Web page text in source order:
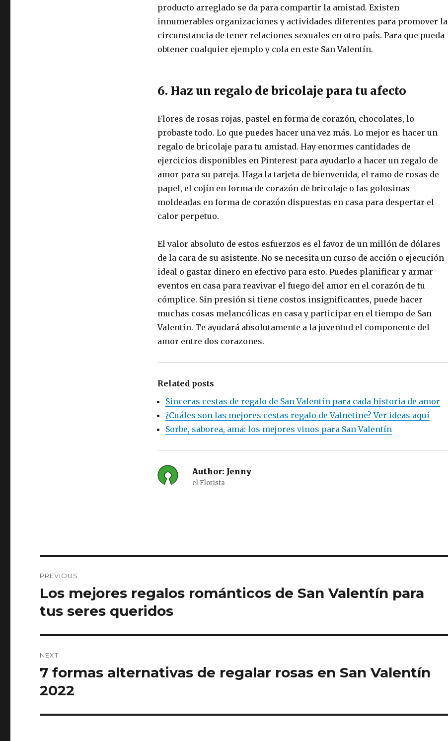
producto arreglado se da para compartir la amistad. Existen
innumerables organizaciones y actividades diferentes para promover la
circunstancia de tener relaciones sexuales en otro país. Para que pueda
obtener cualquier ejemplo y cola en este San Valentín.
6. Haz un regalo de bricolaje para tu afecto
Flores de rosas rojas, pastel en forma de corazón, chocolates, lo
probaste todo. Lo que puedes hacer una vez más. Lo mejor es hacer un
regalo de bricolaje para tu amistad. Hay enormes cantidades de
ejercicios disponibles en Pinterest para ayudarlo a hacer un regalo de
amor para su pareja. Haga la tarjeta de bienvenida, el ramo de rosas de
papel, el cojín en forma de corazón de bricolaje o las golosinas
moldeadas en forma de corazón dispuestas en casa para despertar el
calor perpetuo.
El valor absoluto de estos esfuerzos es el favor de un millón de dólares
de la cara de su asistente. No se necesita un curso de acción o ejecución
ideal o gastar dinero en efectivo para esto. Puedes planificar y armar
eventos en casa para reavivar el fuego del amor en el corazón de tu
cómplice. Sin presión si tiene costos insignificantes, puede hacer
muchas cosas melancólicas en casa y participar en el tiempo de San
Valentín. Te ayudará absolutamente a la juventud el componente del
amor entre dos corazones.
Related posts
Sinceras cestas de regalo de San Valentín para cada historia de amor
¿Cuáles son las mejores cestas regalo de Valnetine? Ver ideas aquí
Sorbe, saborea, ama: los mejores vinos para San Valentín
Author: Jenny
el Florista
navigation
PREVIOUS
Previous
post:
Los mejores regalos románticos de San Valentín para
tus seres queridos
NEXT
Next
post:
7 formas alternativas de regalar rosas en San Valentín
2022